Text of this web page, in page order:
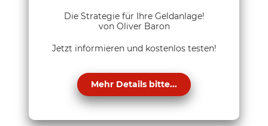
Die Strategie für Ihre Geldanlage!
von Oliver Baron
Jetzt informieren und kostenlos testen!
Mehr Details bitte...